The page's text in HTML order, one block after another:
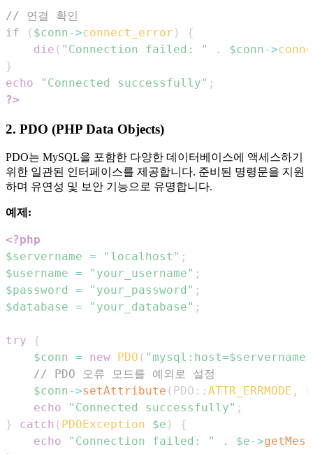
// 연결 확인
if
( $conn->connect_error )
{
die ( "Connection failed: " . $conn->
}
echo
"Connected successfully" ;
?>
2. PDO (PHP Data Objects)
PDO는 MySQL을 포함한 다양한 데이터베이스에 액세스하기
위한 일관된 인터페이스를 제공합니다. 준비된 명령문을 지원
하며 유연성 및 보안 기능으로 유명합니다.
예제:
<?php
$servername = "localhost" ;
$username = "your_username" ;
$password
= "your_password" ;
$database = "your_database" ;
try
{
$conn = new PDO ( "mysql:host=$servername
// PDO 오류 모드를 예외로 설정
$conn->setAttribute ( PDO :: ATTR_ERRMODE ,
echo
"Connected successfully" ;
}
catch ( PDOException $e )
{
echo
"Connection failed: " . $e->